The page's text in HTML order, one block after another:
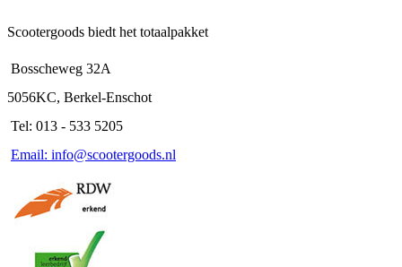
Scootergoods biedt het totaalpakket
Bosscheweg 32A
5056KC, Berkel-Enschot
Tel: 013 - 533 5205
Email: info@scootergoods.nl